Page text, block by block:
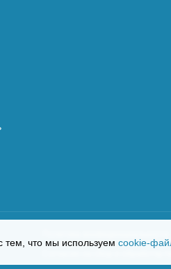
Согласие на сбор и обработку
тем, что мы используем cookie-